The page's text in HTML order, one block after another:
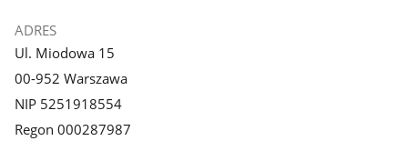
ADRES
Ul. Miodowa 15
00-952 Warszawa
NIP 5251918554
Regon 000287987